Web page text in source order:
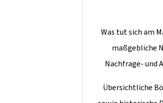
Was tut sich am
maßgebliche
Nachfrage- und
Übersichtliche